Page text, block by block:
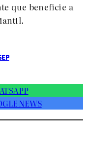
que beneficie a
NEWS